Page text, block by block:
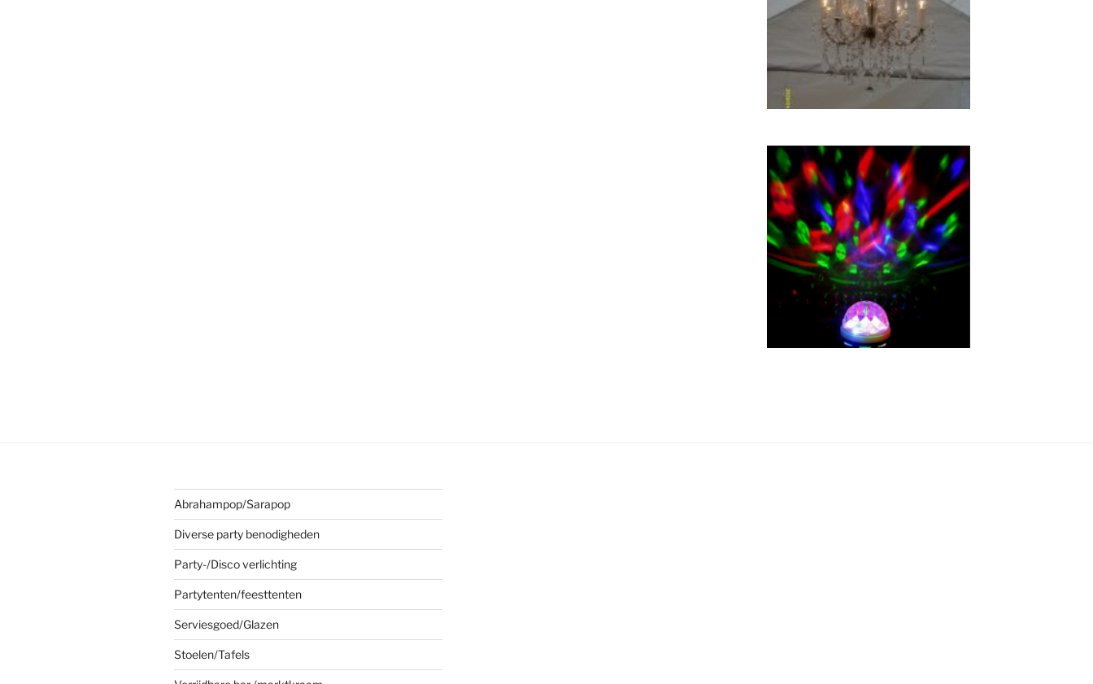
Abrahampop/Sarapop
Diverse party benodigheden
Party-/Disco verlichting
Partytenten/feesttenten
Serviesgoed/Glazen
Stoelen/Tafels